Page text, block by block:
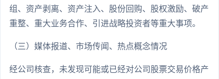
组、资产剥离、资产注入、股份回购、股权激励、破产
重整、重大业务合作、引进战略投资者等重大事项。
（三）媒体报道、市场传闻、热点概念情况
经公司核查，未发现可能或已经对公司股票交易价格产